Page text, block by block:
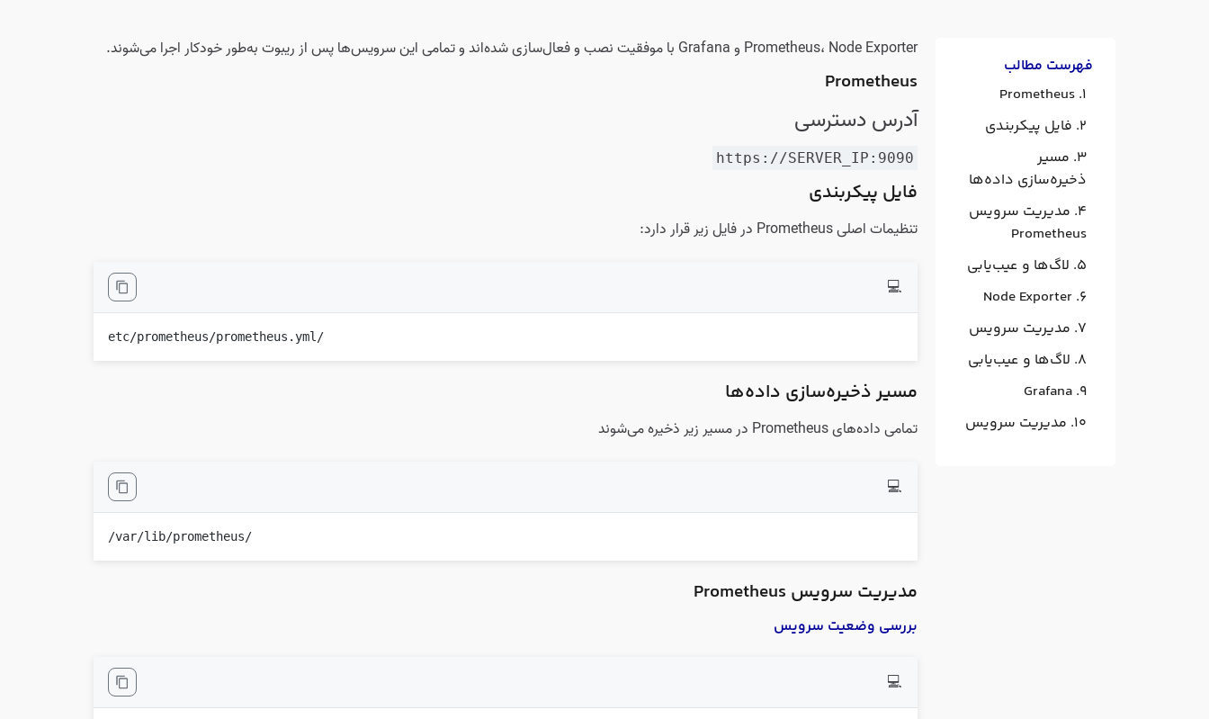
فهرست مطالب
Prometheus
فایل پیکربندی
مسیر
ذخیره‌سازی داده‌ها
مدیریت سرویس
Prometheus
لاگ‌ها و عیب‌یابی
Node Exporter
مدیریت سرویس
لاگ‌ها و عیب‌یابی
Grafana
مدیریت سرویس
Prometheus، Node Exporter و Grafana با موفقیت نصب و فعال‌سازی شده‌اند و تمامی این سرویس‌ها پس از ریبوت به‌طور خودکار اجرا می‌شوند.
Prometheus
آدرس دسترسی
https://SERVER_IP:9090
فایل پیکربندی
تنظیمات اصلی Prometheus در فایل زیر قرار دارد:
💻
/etc/prometheus/prometheus.yml
مسیر ذخیره‌سازی داده‌ها
تمامی داده‌های Prometheus در مسیر زیر ذخیره می‌شوند
💻
/var/lib/prometheus/
مدیریت سرویس Prometheus
بررسی وضعیت سرویس
💻